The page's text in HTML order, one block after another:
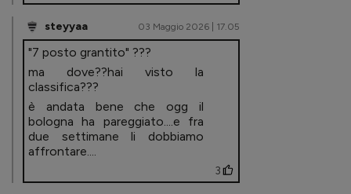
steyyaa 03 Maggio 2026 | 17.05
"7 posto grantito" ???
ma dove??hai visto la
classifica???
è andata bene che ogg il
bologna ha pareggiato....e fra
due settimane li dobbiamo
affrontare....
3